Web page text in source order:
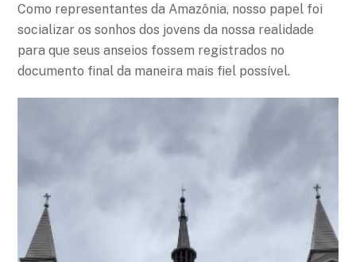
Como representantes da Amazônia, nosso papel foi
socializar os sonhos dos jovens da nossa realidade
para que seus anseios fossem registrados no
documento final da maneira mais fiel possível.